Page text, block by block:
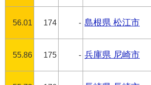
56.01 174 - 島根県 松江市
55.86 175 - 兵庫県 尼崎市